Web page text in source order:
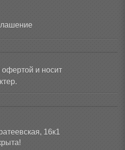
офертой и носит
16к1